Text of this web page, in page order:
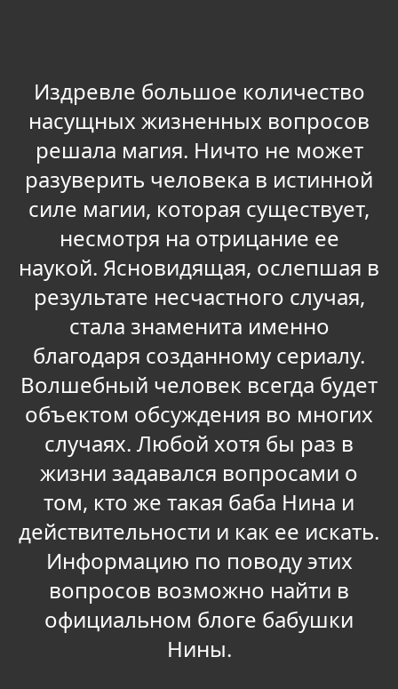
Издревле большое количество
насущных жизненных вопросов
решала магия. Ничто не может
разуверить человека в истинной
силе магии, которая существует,
несмотря на отрицание ее
наукой. Ясновидящая, ослепшая в
результате несчастного случая,
стала знаменита именно
благодаря созданному сериалу.
Волшебный человек всегда будет
объектом обсуждения во многих
случаях. Любой хотя бы раз в
жизни задавался вопросами о
том, кто же такая баба Нина и
действительности и как ее искать.
Информацию по поводу этих
вопросов возможно найти в
официальном блоге бабушки
Нины.